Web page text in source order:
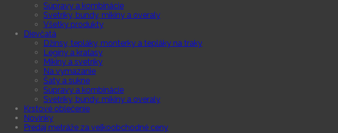
Súpravy a kombinácie
Svetríky, bundy, mikiny a overaly
Všetky produkty
Dievčatá
Džínsy, tepláky, monterky a tepláky na traky
Legíny a kraťasy
Mikiny a svetríky
Na vymazanie
Šaty a sukne
Súpravy a kombinácie
Svetríky, bundy. mikiny a overaly
Krstové oblečenie
Novinky
Predaj metráže za veľkoobchodné ceny